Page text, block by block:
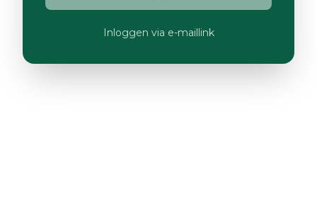
Inloggen via e-maillink